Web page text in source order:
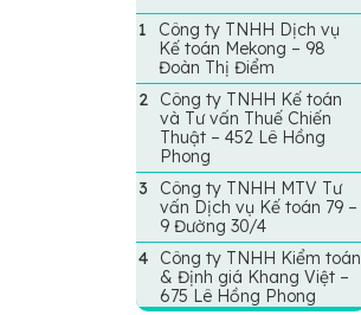
Công ty TNHH Dịch vụ
Kế toán Mekong – 98
Đoàn Thị Điểm
Công ty TNHH Kế toán
và Tư vấn Thuế Chiến
Thuật – 452 Lê Hồng
Phong
Công ty TNHH MTV Tư
vấn Dịch vụ Kế toán 79 –
9 Đường 30/4
Công ty TNHH Kiểm toán
& Định giá Khang Việt –
675 Lê Hồng Phong